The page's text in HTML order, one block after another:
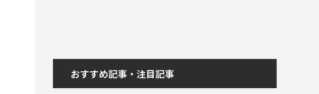
おすすめ記事・注目記事